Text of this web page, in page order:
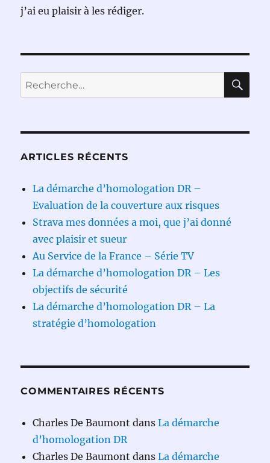
j’ai eu plaisir à les rédiger.
Recherche
pour :
ARTICLES RÉCENTS
La démarche d’homologation DR –
Evaluation de la couverture aux risques
Strava mes données a moi, que j’ai donné
avec plaisir et sueur
Au Service de la France – Série TV
La démarche d’homologation DR – Les
objectifs de sécurité
La démarche d’homologation DR – La
stratégie d’homologation
COMMENTAIRES RÉCENTS
Charles De Baumont dansLa démarche
d’homologation DR
Charles De Baumont dansLa démarche